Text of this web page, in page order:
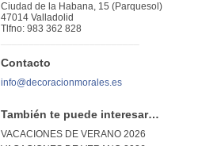
Ciudad de la Habana, 15 (Parquesol)
47014 Valladolid
Tlfno: 983 362 828
Contacto
info@decoracionmorales.es
También te puede interesar…
VACACIONES DE VERANO 2026